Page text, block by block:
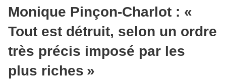
Monique Pinçon-Charlot : «
Tout est détruit, selon un ordre
très précis imposé par les
plus riches »